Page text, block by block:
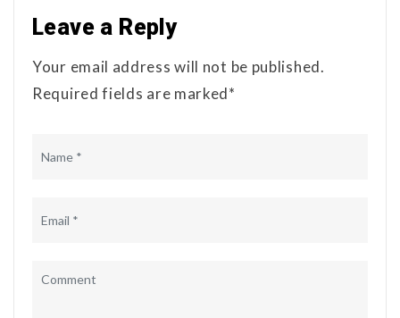
Leave a Reply
Your email address will not be published.
Required fields are marked*